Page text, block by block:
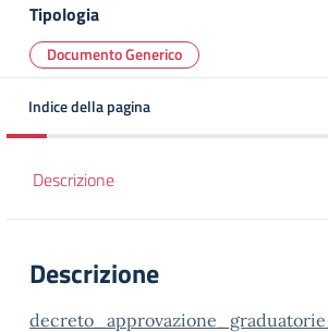
Tipologia
Documento Generico
Indice della pagina
Descrizione
Descrizione